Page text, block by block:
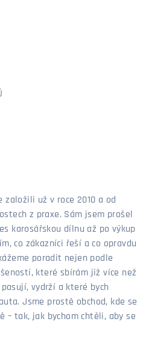
založili už v roce 2010 a od
z praxe. Sám jsem prošel
karosářskou dílnu až po výkup
co zákazníci řeší a co opravdu
poradit nejen podle
které sbírám již více než
vydrží a které bych
Jsme prostě obchod, kde se
– tak, jak bychom chtěli, aby se